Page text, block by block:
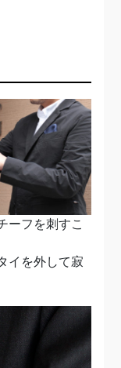
ーフを刺すこ
イを外して寂